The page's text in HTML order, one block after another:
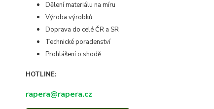
Dělení materiálu na míru
Výroba výrobků
Doprava do celé ČR a SR
Technické poradenství
Prohlášení o shodě
HOTLINE:
rapera@rapera.cz